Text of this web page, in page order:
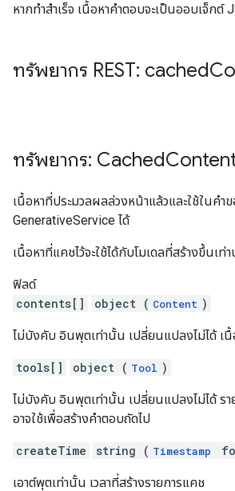
หากทำสำเร็จ เนื้อหาคำตอบจะเป็นออบเจ็กต์
ทรัพยากร REST: cached
ทรัพยากร: Cached
เนื้อหาที่ประมวลผลล่วงหน้าแล้วและใช้ในคำ
GenerativeService ได้
เนื้อหาที่แคชไว้จะใช้ได้กับโมเดลที่สร้างขึ้นเท่
ฟิลด์
contents[]
object ( Content )
ไม่บังคับ อินพุตเท่านั้น เปลี่ยนแปลงไม่ได้ เนื้
tools[] object ( Tool )
ไม่บังคับ อินพุตเท่านั้น เปลี่ยนแปลงไม่ได้ รา
อาจใช้เพื่อสร้างคำตอบถัดไป
createTime string ( Timestamp
เอาต์พุตเท่านั้น เวลาที่สร้างรายการแคช